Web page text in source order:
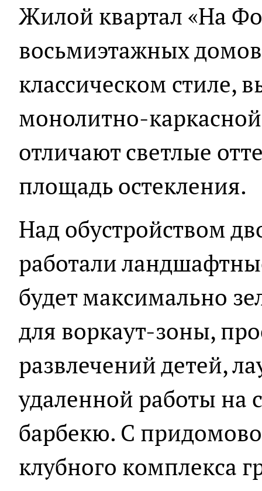
Жилой квартал «На
восьмиэтажных
классическом стиле,
монолитно-
отличают светлые
площадь остекления.
Над обустройством
работали
будет максимально
для воркаут-зоны,
развлечений детей,
удаленной работы на
барбекю. С
клубного комплекса